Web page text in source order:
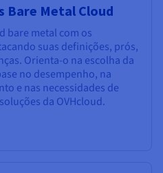
Bare Metal Cloud
bare metal com os
suas definições, prós,
Orienta-o na escolha da
no desempenho, na
e nas necessidades de
da OVHcloud.